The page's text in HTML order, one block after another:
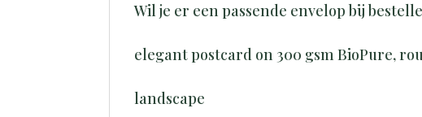
Wil je er een passende envelop bij
elegant postcard on 300 gsm BioPure,
landscape